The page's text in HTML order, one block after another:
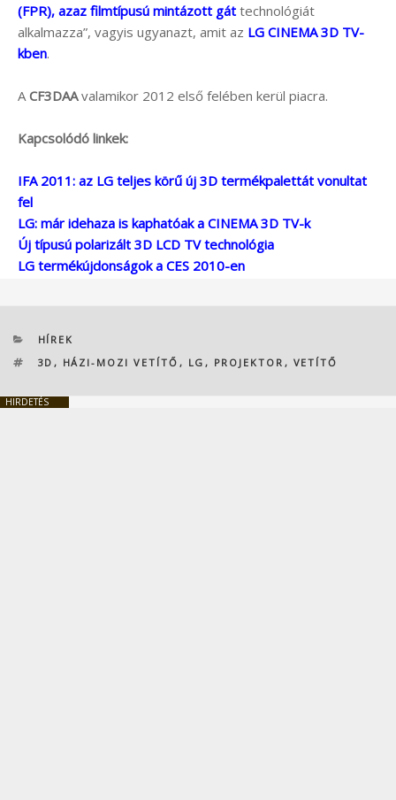
(FPR), azaz filmtípusú mintázott gát technológiát
alkalmazza”, vagyis ugyanazt, amit az LG CINEMA 3D TV-
kben.
A CF3DAAvalamikor 2012 első felében kerül piacra.
Kapcsolódó linkek:
IFA 2011: az LG teljes körű új 3D termékpalettát vonultat
fel
LG: már idehaza is kaphatóak a CINEMA 3D TV-k
Új típusú polarizált 3D LCD TV technológia
LG termékújdonságok a CES 2010-en
KATEGÓRIÁK
HÍREK
CÍMKÉK
3D , HÁZI-MOZI VETÍTŐ , LG , PROJEKTOR , VETÍTŐ
HIRDETÉS